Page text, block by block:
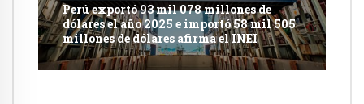
Perú exportó 93 mil 078 millones de
dólares el año 2025 e importó 58 mil 505
millones de dólares afirma el INEI